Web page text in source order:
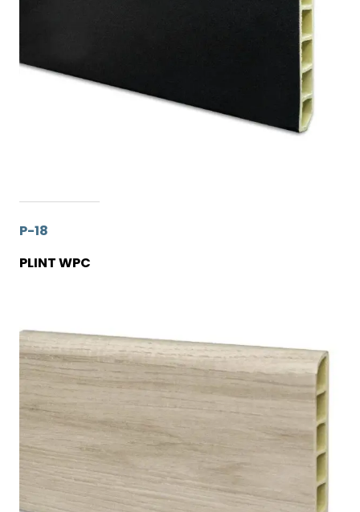
P-18
PLINT WPC